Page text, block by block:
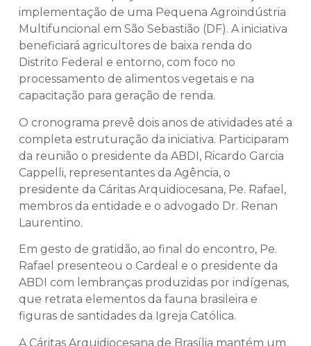
implementação de uma Pequena Agroindústria
Multifuncional em São Sebastião (DF). A iniciativa
beneficiará agricultores de baixa renda do
Distrito Federal e entorno, com foco no
processamento de alimentos vegetais e na
capacitação para geração de renda.
O cronograma prevê dois anos de atividades até a
completa estruturação da iniciativa. Participaram
da reunião o presidente da ABDI, Ricardo Garcia
Cappelli, representantes da Agência, o
presidente da Cáritas Arquidiocesana, Pe. Rafael,
membros da entidade e o advogado Dr. Renan
Laurentino.
Em gesto de gratidão, ao final do encontro, Pe.
Rafael presenteou o Cardeal e o presidente da
ABDI com lembranças produzidas por indígenas,
que retrata elementos da fauna brasileira e
figuras de santidades da Igreja Católica.
A Cáritas Arquidiocesana de Brasília mantém um